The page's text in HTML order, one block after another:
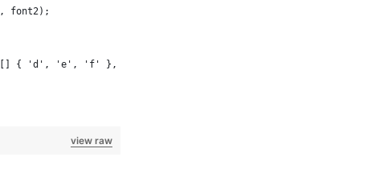
font2);
{ 'd', 'e', 'f' }, "TestFont");
view raw